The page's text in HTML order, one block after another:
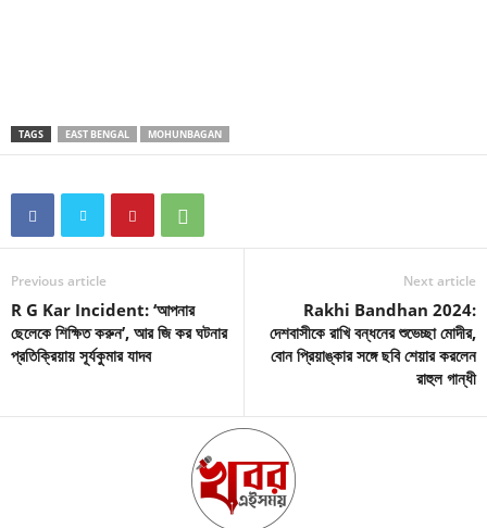
TAGS EAST BENGAL MOHUNBAGAN
Previous article
R G Kar Incident: ‘আপনার
ছেলেকে শিক্ষিত করুন’, আর জি কর ঘটনার
প্রতিক্রিয়ায় সূর্যকুমার যাদব
Next article
Rakhi Bandhan 2024:
দেশবাসীকে রাখি বন্ধনের শুভেচ্ছা মোদীর,
বোন প্রিয়াঙ্কার সঙ্গে ছবি শেয়ার করলেন
রাহুল গান্ধী